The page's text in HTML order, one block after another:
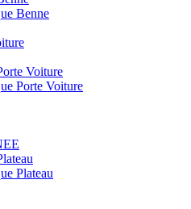
Benne
Voiture
Porte Voiture
Plateau